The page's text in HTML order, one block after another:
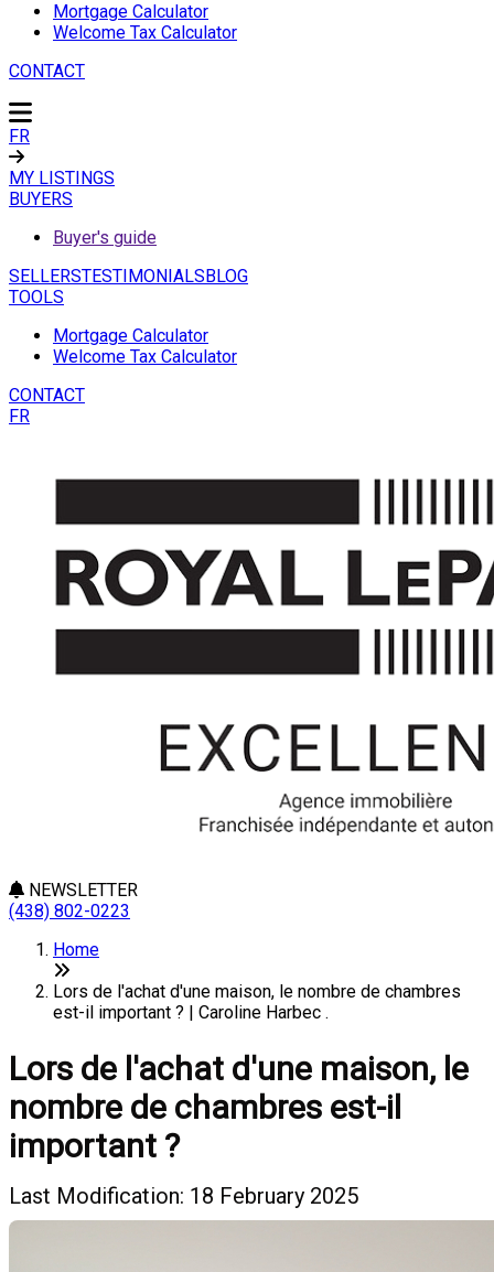
Mortgage Calculator
Welcome Tax Calculator
CONTACT
FR
MY LISTINGS
BUYERS
Buyer's guide
SELLERSTESTIMONIALSBLOG
TOOLS
Mortgage Calculator
Welcome Tax Calculator
CONTACT
FR
NEWSLETTER
(438) 802-0223
Home
Lors de l'achat d'une maison, le nombre de chambres
est-il important ? | Caroline Harbec .
Lors de l'achat d'une maison, le
nombre de chambres est-il
important ?
Last Modification: 18 February 2025